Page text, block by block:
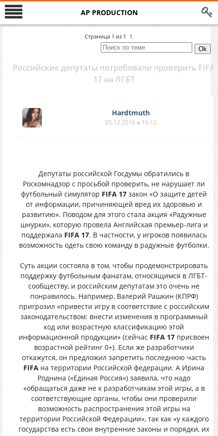
AP PRODUCTION
Страница 1 из 1 1
Российские депутаты потребовали проверить FIFA
17 на ЛГБТ
Hardtmuth
05.12.2016 в 16:12
Депутаты российской Госдумы обратились в
Роскомнадзор с просьбой проверить, не нарушает ли
футбольный симулятор FIFA 17 закон «О защите детей
от информации, причиняющей вред их здоровью и
развитию». Поводом для этого стала акция «Радужные
шнурки», которую провела Английская премьер-лига и
поддержала FIFA 17. В частности, у игроков появилась
возможность одеть свою команду в радужные футболки.
Суть акции состояла в том, чтобы продемонстрировать
поддержку футбольным фанатам, относящимся в ЛГБТ-
сообществу, и российским депутатам это очень не
понравилось. Например, Валерий Рашкин (КПРФ)
пригрозил «привести игру в соответствие с российским
законодательством: внести изменения в программный
код или возрастную классификацию этой
информационной продукции» (сейчас FIFA 17 присвоен
возрастной рейтинг 0+). Если же разработчики
откажутся, он предложил запретить последнюю часть
FIFA на территории Российской федерации. А Ирина
Роднина («Единая Россия») заявила, что надо
«обращаться даже не к разработчикам этой игры, а в
соответствующие органы, чтобы они проверили
возможность распространения этой игры на
территории Российской Федерации», так как «у каждого
государства есть свои внутренние законы и порядки, их